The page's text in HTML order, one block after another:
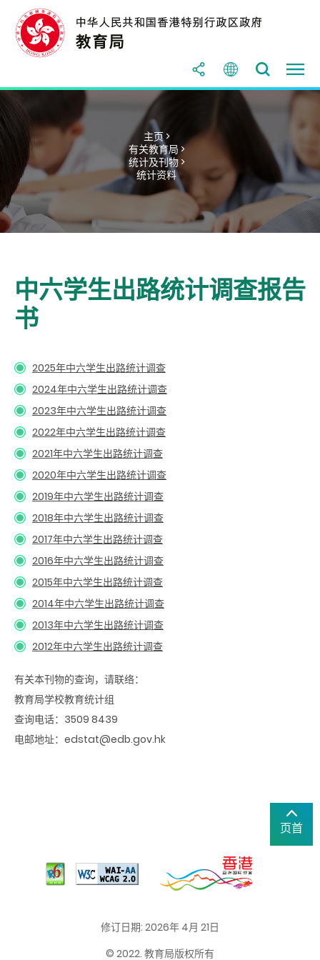
主页 >
有关教育局 >
统计及刊物 >
统计资料
中六学生出路统计调查报告
书
2025年中六学生出路统计调查
2024年中六学生出路统计调查
2023年中六学生出路统计调查
2022年中六学生出路统计调查
2021年中六学生出路统计调查
2020年中六学生出路统计调查
2019年中六学生出路统计调查
2018年中六学生出路统计调查
2017年中六学生出路统计调查
2016年中六学生出路统计调查
2015年中六学生出路统计调查
2014年中六学生出路统计调查
2013年中六学生出路统计调查
2012年中六学生出路统计调查
有关本刊物的查询，请联络：
教育局学校教育统计组
查询电话：3509 8439
电邮地址：edstat@edb.gov.hk
页首
修订日期: 2026年 4月 21日
© 2022. 教育局版权所有